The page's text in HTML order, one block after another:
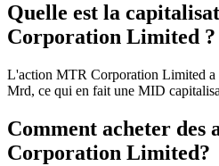
Quelle est la
Corporation Limited ?
L'action MTR Corporation Limited a
Mrd, ce qui en fait une MID
Comment acheter des
Corporation Limited?